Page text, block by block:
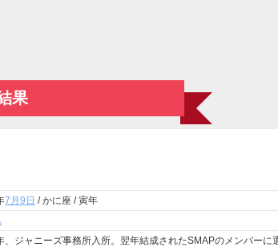
果
7月9日 / かに座 / 寅年
、ジャニーズ事務所入所。翌年結成されたSMAPのメンバーに